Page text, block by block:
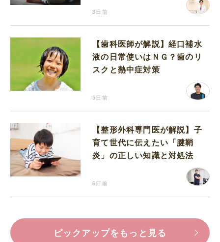
3日前
【歯科医師が解説】経口補水
液の日常使いはＮＧ？歯のリ
スクと熱中症対策
5日前
【整形外科専門医が解説】子
育て世代に伝えたい「腱鞘
炎」の正しい知識と対処法
6日前
ピックアップをもっと見る